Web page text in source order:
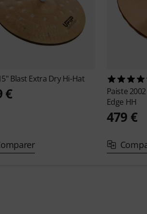
Blast Extra Dry Hi-Hat
€ Paiste
Edge HH
479 €